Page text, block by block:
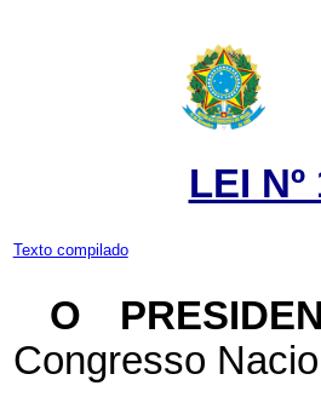
LEI
Texto compilado
O
Congresso